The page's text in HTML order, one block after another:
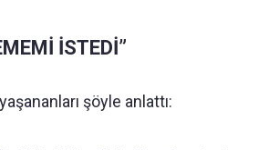
İSTEDİ”
şöyle anlattı: